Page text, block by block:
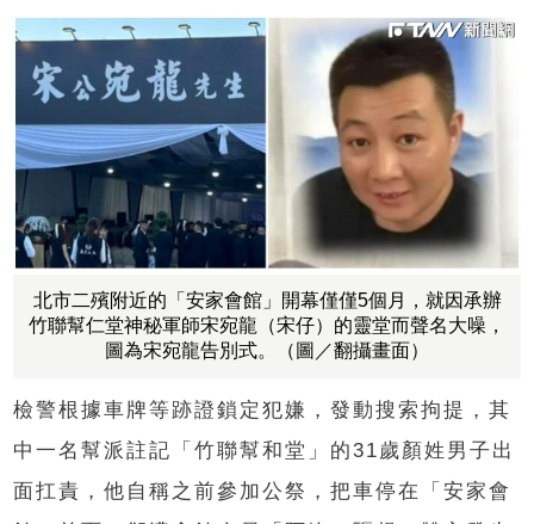
北市二殯附近的「安家會館」開幕僅僅5個月，就因承辦
竹聯幫仁堂神秘軍師宋宛龍（宋仔）的靈堂而聲名大噪，
圖為宋宛龍告別式。（圖／翻攝畫面）
檢警根據車牌等跡證鎖定犯嫌，發動搜索拘提，其
中一名幫派註記「竹聯幫和堂」的31歲顏姓男子出
面扛責，他自稱之前參加公祭，把車停在
「安家會